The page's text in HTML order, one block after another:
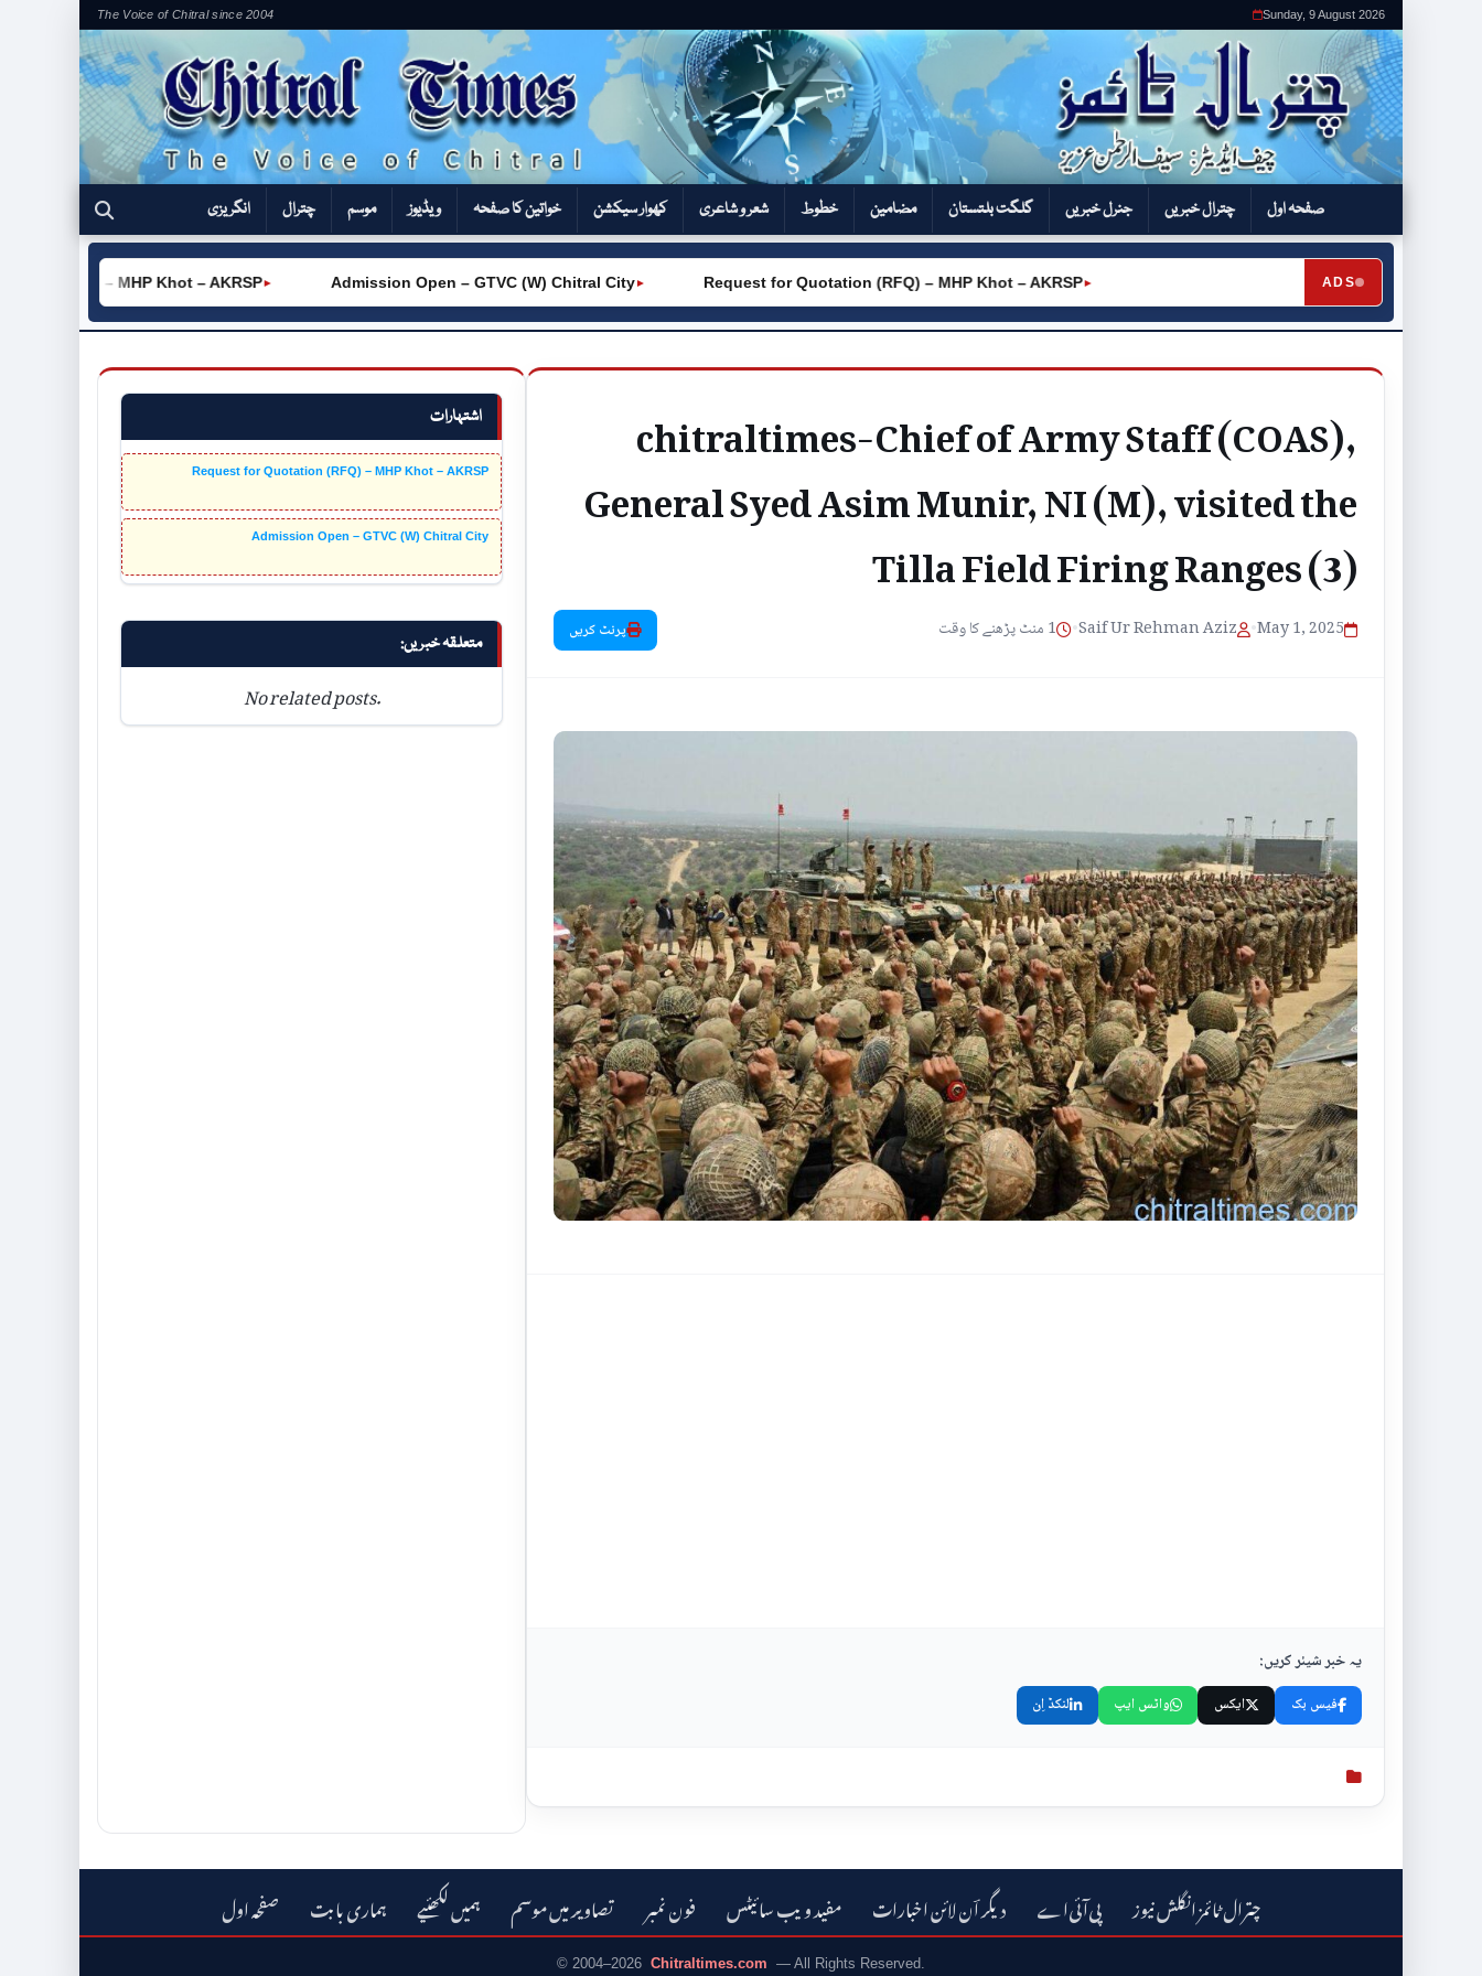
The Voice of Chitral since 2004 Sunday, 9 August 2026
صفحہ اول چترال خبریں جنرل خبریں گلگت بلتستان مضامین خطوط شعر و شاعری کھوار سیکشن‎ خواتین کا صفحہ ویڈیوز موسم چترال انگریزی
ADS
►
(RFQ) – MHP Khot – AKRSP ►
Request for Quotation (RFQ) – MHP Khot – AKRSP
►
Admission Open – GTVC (W) Chitral City
اشتہارات
Request for Quotation (RFQ) – MHP Khot – AKRSP
Admission Open – GTVC (W) Chitral City
متعلقہ خبریں:
No related posts.
chitraltimes-Chief of Army Staff (COAS),
General Syed Asim Munir, NI (M), visited the
Tilla Field Firing Ranges (3)
May 1, 2025
•
Saif Ur Rehman Aziz
• 1 منٹ پڑھنے کا وقت پرنٹ کریں
یہ خبر شیئر کریں:
فیس بک ایکس واٹس ایپ لنکڈ اِن
صفحہ اول ہماری بابت ہمیں لکھئیے تصاویر میں موسم فون نمبر مفید ویب سائیٹس دیگر اؔن لائن اخبارات پی‌آئی‌اے‎ چترال ٹائمز انگلش نیوز
© 2004–2026 Chitraltimes.com — All Rights Reserved.